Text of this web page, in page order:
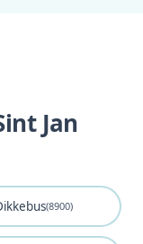
Jan
(8900)